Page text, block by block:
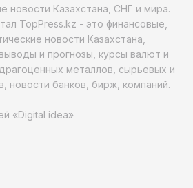
новости Казахстана, СНГ и мира.
TopPress.kz - это финансовые,
новости Казахстана,
и прогнозы, курсы валют и
металлов, сырьевых и
новости банков, бирж, компаний.
«Digital idea»